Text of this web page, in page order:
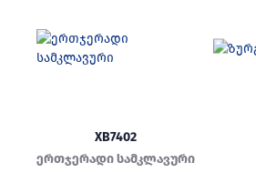
XB7402
ერთჯერადი სამკლავური